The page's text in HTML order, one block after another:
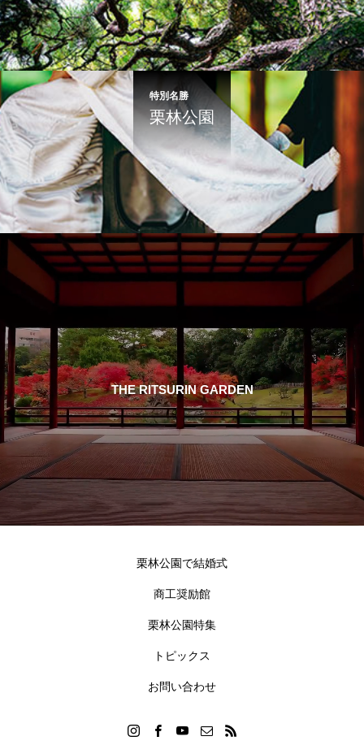
特別名勝
栗林公園
THE RITSURIN GARDEN
栗林公園で結婚式
商工奨励館
栗林公園特集
トピックス
お問い合わせ